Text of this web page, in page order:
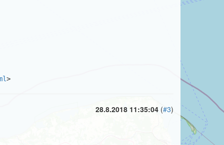
>
28.8.2018 11:35:04 (#3)